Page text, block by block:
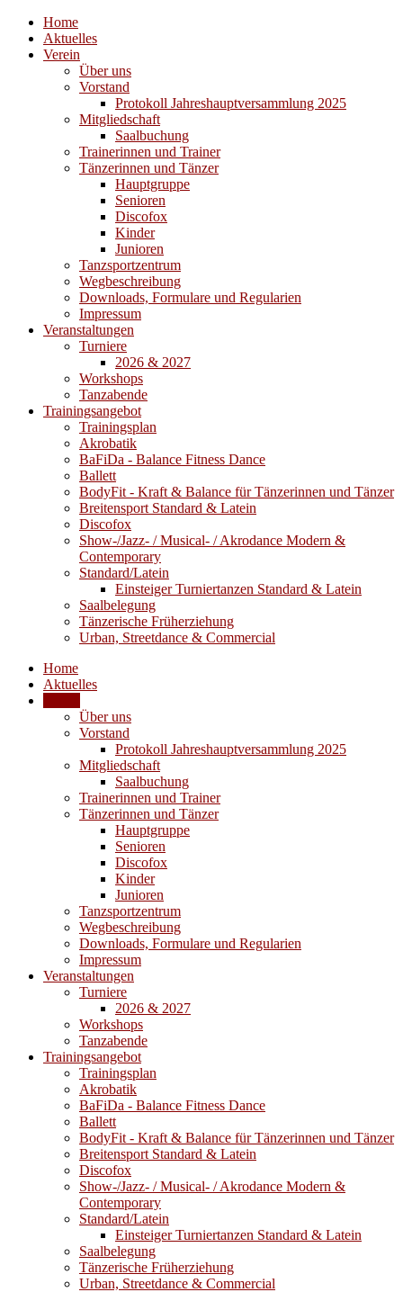
Home
Aktuelles
Verein
Über uns
Vorstand
Protokoll Jahreshauptversammlung 2025
Mitgliedschaft
Saalbuchung
Trainerinnen und Trainer
Tänzerinnen und Tänzer
Hauptgruppe
Senioren
Discofox
Kinder
Junioren
Tanzsportzentrum
Wegbeschreibung
Downloads, Formulare und Regularien
Impressum
Veranstaltungen
Turniere
2026 & 2027
Workshops
Tanzabende
Trainingsangebot
Trainingsplan
Akrobatik
BaFiDa - Balance Fitness Dance
Ballett
BodyFit - Kraft & Balance für Tänzerinnen und Tänzer
Breitensport Standard & Latein
Discofox
Show-/Jazz- / Musical- / Akrodance Modern &
Contemporary
Standard/Latein
Einsteiger Turniertanzen Standard & Latein
Saalbelegung
Tänzerische Früherziehung
Urban, Streetdance & Commercial
Home
Aktuelles
Über uns
Vorstand
Protokoll Jahreshauptversammlung 2025
Mitgliedschaft
Saalbuchung
Trainerinnen und Trainer
Tänzerinnen und Tänzer
Hauptgruppe
Senioren
Discofox
Kinder
Junioren
Tanzsportzentrum
Wegbeschreibung
Downloads, Formulare und Regularien
Impressum
Veranstaltungen
Turniere
2026 & 2027
Workshops
Tanzabende
Trainingsangebot
Trainingsplan
Akrobatik
BaFiDa - Balance Fitness Dance
Ballett
BodyFit - Kraft & Balance für Tänzerinnen und Tänzer
Breitensport Standard & Latein
Discofox
Show-/Jazz- / Musical- / Akrodance Modern &
Contemporary
Standard/Latein
Einsteiger Turniertanzen Standard & Latein
Saalbelegung
Tänzerische Früherziehung
Urban, Streetdance & Commercial